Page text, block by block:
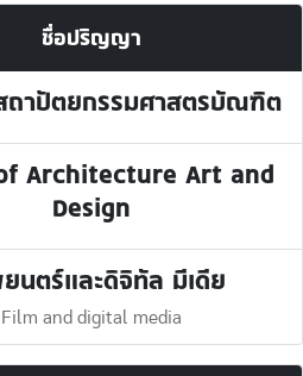
ชื่อปริญญา
ถาปัตยกรรมศาสตรบัณฑิต
Architecture Art and
Design
นตร์และดิจิทัล มีเดีย
Film and digital media